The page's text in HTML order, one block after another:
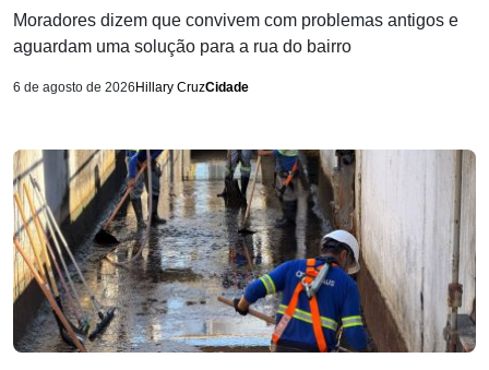
Moradores dizem que convivem com problemas antigos e
aguardam uma solução para a rua do bairro
6 de agosto de 2026 Hillary CruzCidade